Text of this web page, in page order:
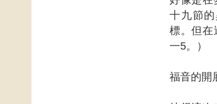
十九節
標。但在
一5。）
福音的開